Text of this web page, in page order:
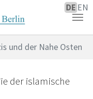
DE EN
und der Nahe Osten
der islamische